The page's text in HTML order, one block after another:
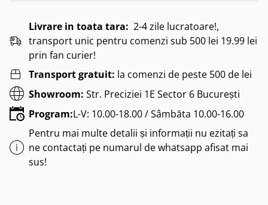
Livrare in toata tara: 2-4 zile lucratoare!,
transport unic pentru comenzi sub 500 lei 19.99 lei
prin fan curier!
Transport gratuit: la comenzi de peste 500 de lei
Showroom: Str. Preciziei 1E Sector 6 București
Program:L-V: 10.00-18.00 / Sâmbăta 10.00-16.00
Pentru mai multe detalii și informații nu ezitați sa
ne contactați pe numarul de whatsapp afisat mai
sus!